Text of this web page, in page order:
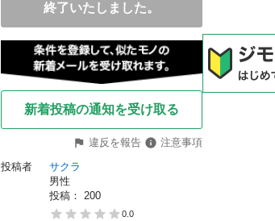
終了いたしました。
新着投稿の通知を受け取る
違反を報告
注意事項
投稿者
サクラ
男性
投稿： 200
0.0